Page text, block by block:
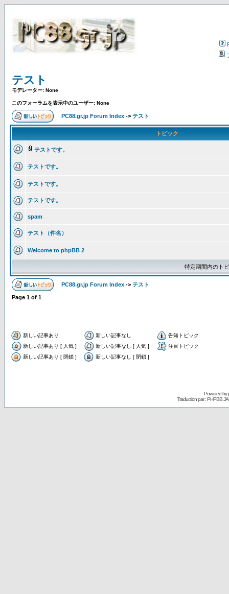
テスト
モデレーター: None
このフォーラムを表示中のユーザー: None
PC88.gr.jp Forum Index -> テスト
トピック
テストです。
テストです。
テストです。
テストです。
spam
テスト（件名）
Welcome to phpBB 2
特定期間内のト
PC88.gr.jp Forum Index -> テスト
Page 1 of 1
新しい記事あり 新しい記事なし
告知トピック
新しい記事あり [ 人気 ]
新しい記事なし [ 人気 ]
注目トピック
新しい記事あり [ 閉鎖 ]
新しい記事なし [ 閉鎖 ]
Powered by
Traduction par : PHPBB